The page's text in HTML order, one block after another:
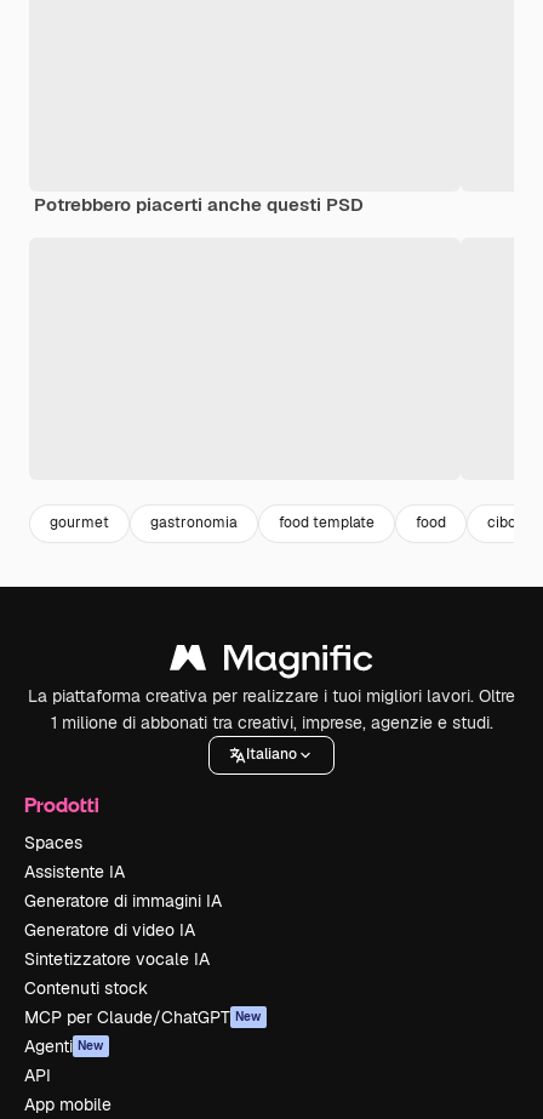
Potrebbero piacerti anche questi PSD
gourmet gastronomia food template food cibo
La piattaforma creativa per realizzare i tuoi migliori lavori. Oltre
1 milione di abbonati tra creativi, imprese, agenzie e studi.
Italiano
Prodotti
Spaces
Assistente IA
Generatore di immagini IA
Generatore di video IA
Sintetizzatore vocale IA
Contenuti stock
MCP per Claude/ChatGPT New
Agenti New
API
App mobile